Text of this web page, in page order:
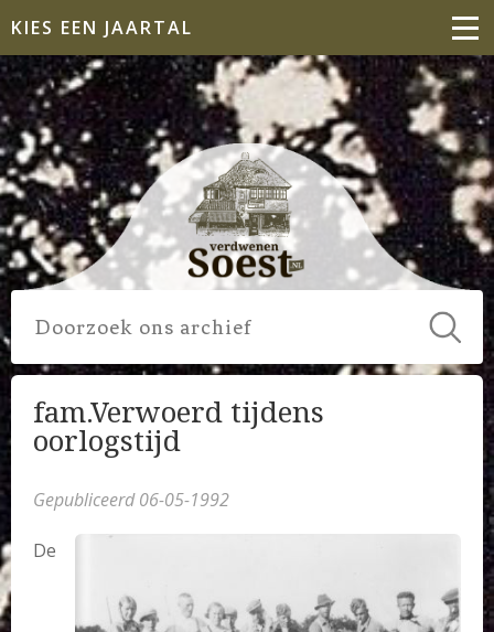
KIES EEN JAARTAL
fam.Verwoerd tijdens
oorlogstijd
Gepubliceerd 06-05-1992
De